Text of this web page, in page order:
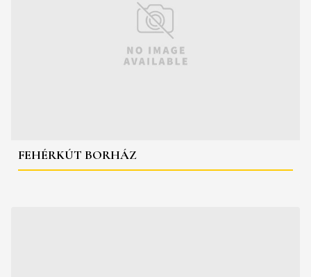
FEHÉRKÚT BORHÁZ